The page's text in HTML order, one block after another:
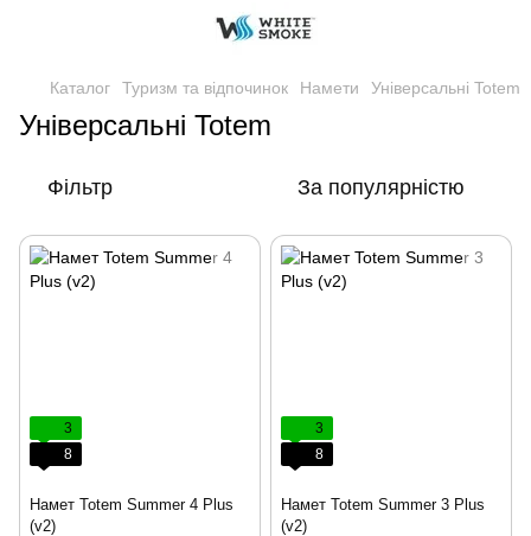
Каталог Туризм та відпочинок Намети Універсальні Totem
Універсальні Totem
Фільтр За популярністю
3
8
Намет Totem Summer 4 Plus
(v2)
3
8
Намет Totem Summer 3 Plus
(v2)